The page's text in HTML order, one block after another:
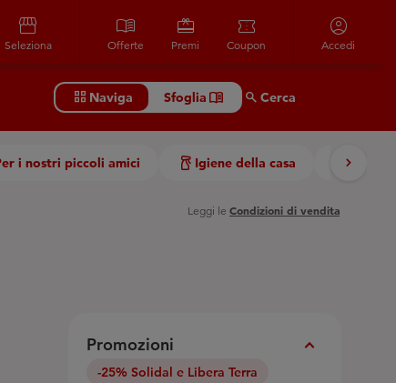
storefront
Seleziona
menu_book
Offerte
redeem
Premi
confirmation_number
Coupon
account_circle
Accedi
grid_view Naviga Sfoglia menu_book Search Cerca
i nostri piccoli amici Igiene della casa Casa
chevron_right
Leggi le Condizioni di vendita
Promozioni Expand_More
-25% Solidal e Libera Terra